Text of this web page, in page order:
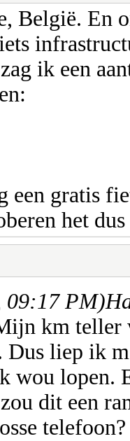
België. En
ik een
een gratis
het
09:17 PM)
km teller
Dus liep ik
wou lopen.
dit een
telefoon?